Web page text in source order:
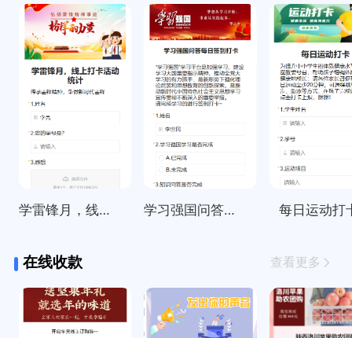
学雷锋月，线上打卡活动统计 学习强国问答每日签到打卡 每日运动打
在线收款 查看更多